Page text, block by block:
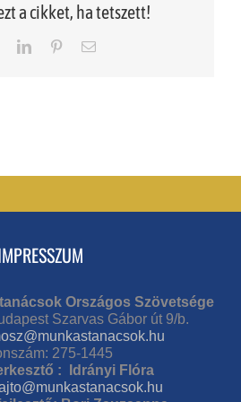
a cikket, ha tetszett!
TwitterLinkedInPinterestEmail
Országos Szövetsége
Szarvas Gábor út 9/b.
275-1445
: Idrányi Flóra